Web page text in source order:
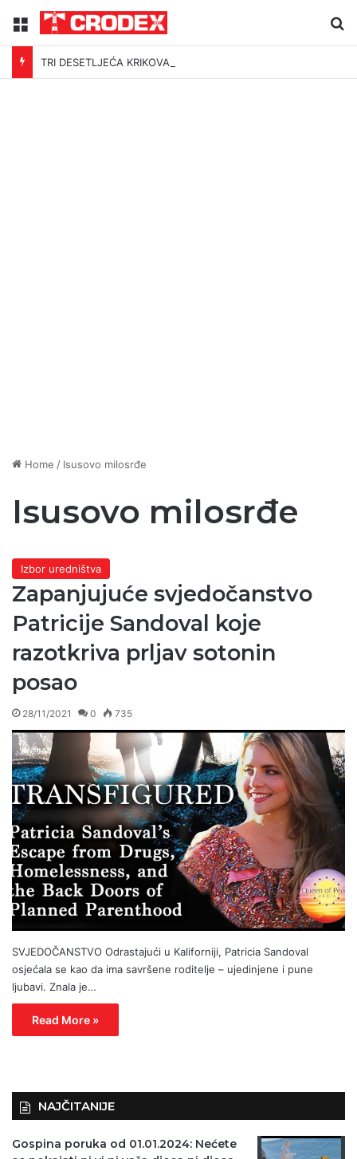
Menu
TRI DESETLJEĆA KRIKOVA OČAJNIKA
Home / Isusovo milosrđe
Isusovo milosrđe
Izbor uredništva
Zapanjujuće svjedočanstvo
Patricije Sandoval koje
razotkriva prljav sotonin
posao
28/11/2021 0 735
SVJEDOČANSTVO Odrastajući u Kaliforniji, Patricia Sandoval
osjećala se kao da ima savršene roditelje – ujedinjene i pune
ljubavi. Znala je…
Read More »
NAJČITANIJE
Gospina poruka od 01.01.2024: Nećete